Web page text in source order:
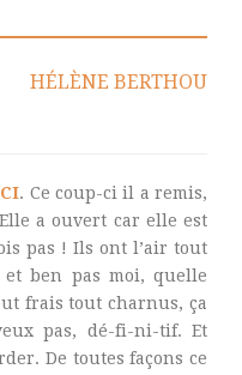
HÉLÈNE BERTHOU
. Ce coup-ci il a remis,
a ouvert car elle est
pas ! Ils ont l’air tout
ben pas moi, quelle
frais tout charnus, ça
pas, dé-fi-ni-tif. Et
De toutes façons ce